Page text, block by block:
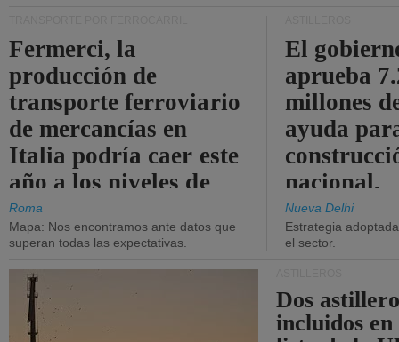
Fermerci, la
producción de
transporte ferroviario
de mercancías en
Italia podría caer este
año a los niveles de
2015.
Roma
Mapa: Nos encontramos ante datos que
superan todas las expectativas.
El
aprueba
millones
ayuda
nacional.
Nueva Delhi
Estrategia
el sector.
Dos
incluidos